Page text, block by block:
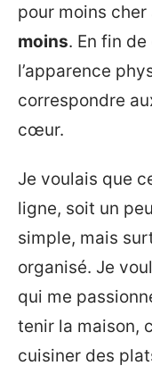
pour moins cher
moins. En fin
l’apparence
correspondre
cœur.
Je voulais que
ligne, soit un
simple, mais
organisé. Je
qui me
tenir la maison,
cuisiner des